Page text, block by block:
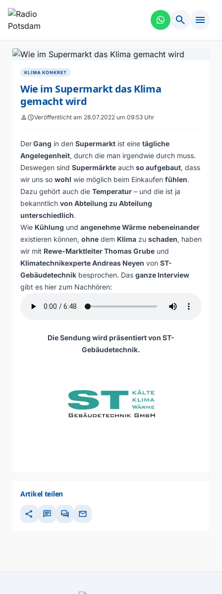
search menu
KLIMA KONKRET
Wie im Supermarkt das Klima
gemacht wird
personscheduleVeröffentlicht am 28.07.2022 um 09:53 Uhr
DerGang in den Supermarkt ist eine tägliche
Angelegenheit, durch die man irgendwie durch muss.
Deswegen sind Supermärkte auch so aufgebaut, dass
wir uns so wohl wie möglich beim Einkaufen fühlen.
Dazu gehört auch die Temperatur – und die ist ja
bekanntlich von Abteilung zu Abteilung
unterschiedlich.
Wie Kühlung und angenehme Wärme nebeneinander
existieren können, ohne dem Klima zu schaden, haben
wir mit Rewe-Marktleiter Thomas Grube und
Klimatechnikexperte Andreas Neyen von ST-
Gebäudetechnik besprochen. Das ganze Interview
gibt es hier zum Nachhören:
Die Sendung wird präsentiert von ST-
Gebäudetechnik.
Artikel teilen
share chat forum mail